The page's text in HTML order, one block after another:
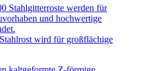
wird für großflächige